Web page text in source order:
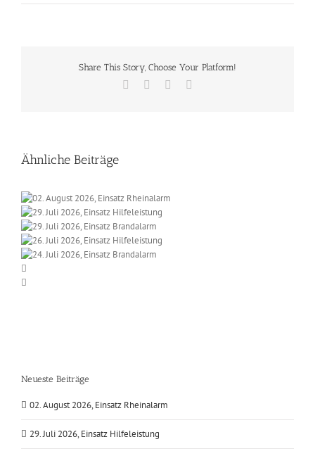
Share This Story, Choose Your Platform!
Facebook
Ähnliche Beiträge
Neueste Beiträge
02. August 2026, Einsatz Rheinalarm
29. Juli 2026, Einsatz Hilfeleistung